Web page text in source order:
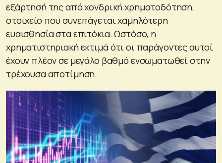
εξάρτησή της από χονδρική χρηματοδότηση,
στοιχείο που συνεπάγεται χαμηλότερη
ευαισθησία στα επιτόκια. Ωστόσο, η
χρηματιστηριακή εκτιμά ότι οι παράγοντες αυτοί
έχουν πλέον σε μεγάλο βαθμό ενσωματωθεί στην
τρέχουσα αποτίμηση.